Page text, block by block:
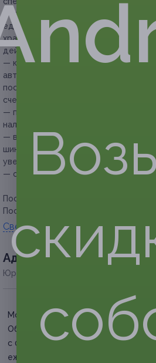
— сумма, подлежащая оплате за
единовременно и не возвращается в
хранения автомобильных шин
действия купона;
— клиент самостоятельно и за свой
автомобильные шины и диски на
после завершения хранения
счет увозит;
— при сдаче на хранение или
наличие паспорта либо
— в течение срока действия
шины (колеса) со склада один раз с
уведомлением за 48 часов;
— обязательна предварительная
Посмотреть
Посмотреть страницу в Instagram.
Свернуть
Адресa
Юридическая информация о
Московская обл., д.
Оболдино, ул. Лесная, д. 57
с 09:00 до 20:00
ежедневно